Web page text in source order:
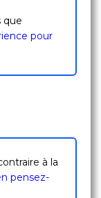
que
pour
à la
pensez-